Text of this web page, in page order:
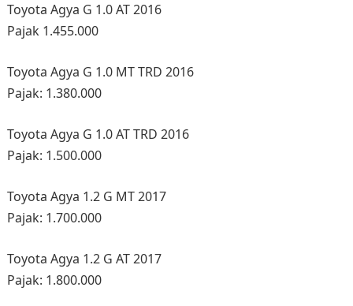
Toyota Agya G 1.0 AT 2016
Pajak 1.455.000
Toyota Agya G 1.0 MT TRD 2016
Pajak: 1.380.000
Toyota Agya G 1.0 AT TRD 2016
Pajak: 1.500.000
Toyota Agya 1.2 G MT 2017
Pajak: 1.700.000
Toyota Agya 1.2 G AT 2017
Pajak: 1.800.000